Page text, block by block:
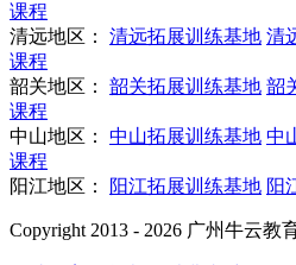
课程
清远地区：
清远拓展训练基地 清
课程
韶关地区：
韶关拓展训练基地 韶
课程
中山地区：
中山拓展训练基地 中
课程
阳江地区：
阳江拓展训练基地 阳
Copyright 2013 - 2026 广州牛云